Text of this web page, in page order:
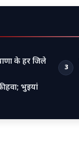
के हर जिले
हवा; भुइयां
3